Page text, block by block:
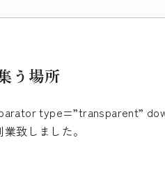
う場所
type=”transparent”
致しました。